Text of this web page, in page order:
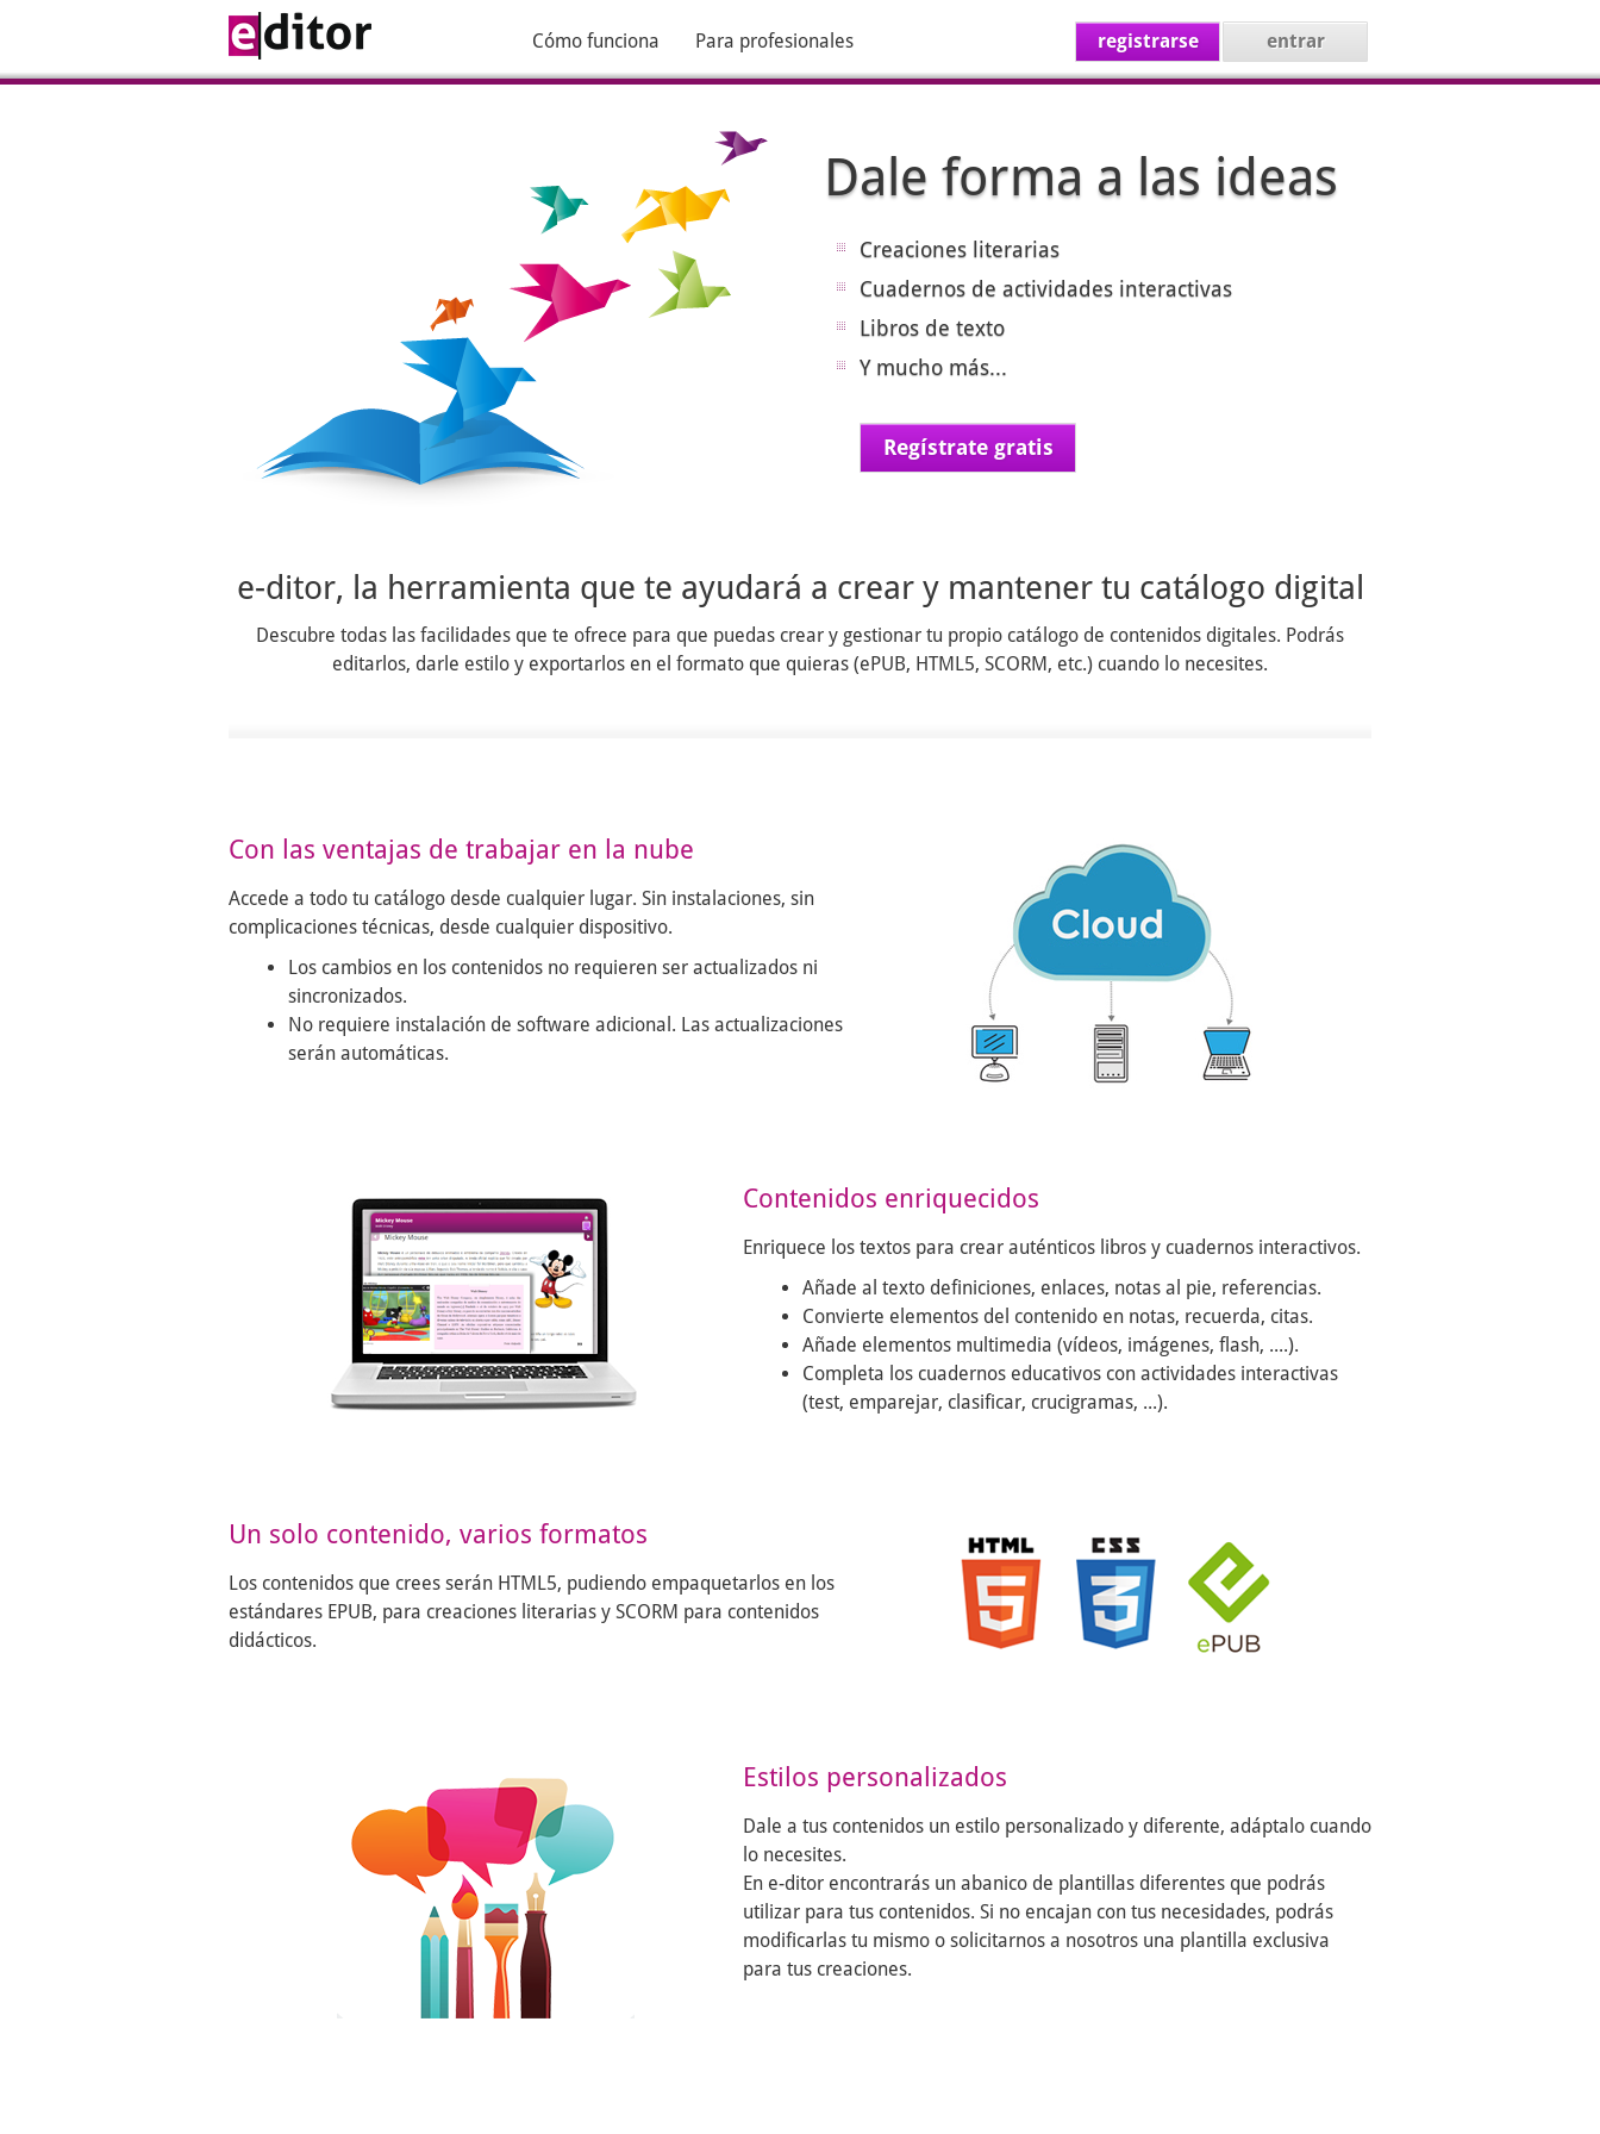
Cómo funciona Para profesionales registrarse entrar
Dale forma a las ideas
Creaciones literarias
Cuadernos de actividades interactivas
Libros de texto
Y mucho más...
Regístrate gratis
e-ditor, la herramienta que te ayudará a crear y mantener tu catálogo digital
Descubre todas las facilidades que te ofrece para que puedas crear y gestionar tu propio catálogo de contenidos digitales. Podrás
editarlos, darle estilo y exportarlos en el formato que quieras (ePUB, HTML5, SCORM, etc.) cuando lo necesites.
Con las ventajas de trabajar en la nube
Accede a todo tu catálogo desde cualquier lugar. Sin instalaciones, sin
complicaciones técnicas, desde cualquier dispositivo.
Los cambios en los contenidos no requieren ser actualizados ni
sincronizados.
No requiere instalación de software adicional. Las actualizaciones
serán automáticas.
Contenidos enriquecidos
Enriquece los textos para crear auténticos libros y cuadernos interactivos.
Añade al texto definiciones, enlaces, notas al pie, referencias.
Convierte elementos del contenido en notas, recuerda, citas.
Añade elementos multimedia (vídeos, imágenes, flash, ....).
Completa los cuadernos educativos con actividades interactivas
(test, emparejar, clasificar, crucigramas, ...).
Un solo contenido, varios formatos
Los contenidos que crees serán HTML5, pudiendo empaquetarlos en los
estándares EPUB, para creaciones literarias y SCORM para contenidos
didácticos.
Estilos personalizados
Dale a tus contenidos un estilo personalizado y diferente, adáptalo cuando
lo necesites.
En e-ditor encontrarás un abanico de plantillas diferentes que podrás
utilizar para tus contenidos. Si no encajan con tus necesidades, podrás
modificarlas tu mismo o solicitarnos a nosotros una plantilla exclusiva
para tus creaciones.